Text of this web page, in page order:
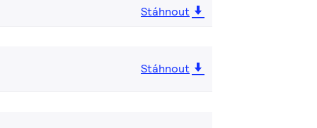
Stáhnout
Stáhnout